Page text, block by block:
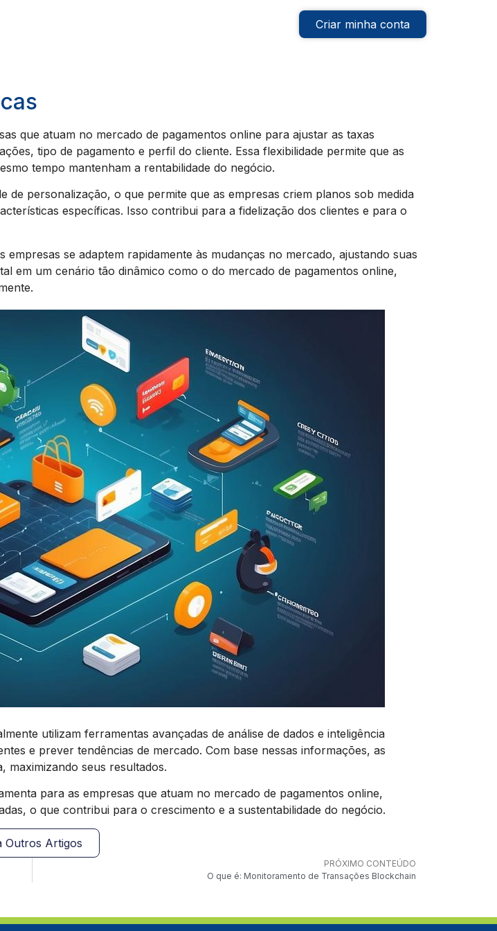
Criar minha conta
que atuam no mercado de pagamentos online para ajustar as taxas
tipo de pagamento e perfil do cliente. Essa flexibilidade permite que as
tempo mantenham a rentabilidade do negócio.
de personalização, o que permite que as empresas criem planos sob medida
específicas. Isso contribui para a fidelização dos clientes e para o
se adaptem rapidamente às mudanças no mercado, ajustando suas
em um cenário tão dinâmico como o do mercado de pagamentos online,
utilizam ferramentas avançadas de análise de dados e inteligência
e prever tendências de mercado. Com base nessas informações, as
maximizando seus resultados.
para as empresas que atuam no mercado de pagamentos online,
o que contribui para o crescimento e a sustentabilidade do negócio.
Outros Artigos
PRÓXIMO CONTEÚDO
O que é: Monitoramento de Transações Blockchain